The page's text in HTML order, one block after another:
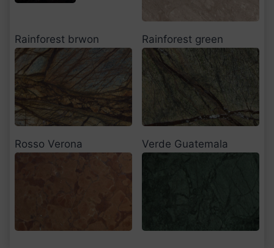
Rainforest brwon Rainforest green
Rosso Verona Verde Guatemala